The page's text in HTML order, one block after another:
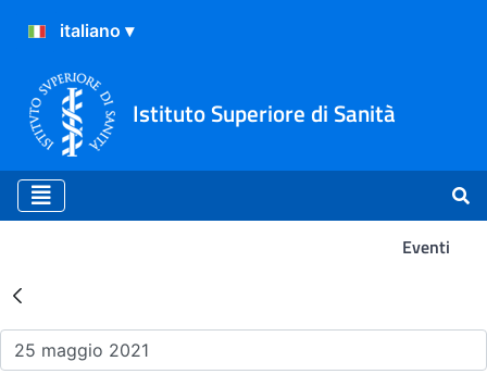
Istituto Superiore di Sanità
Eventi
Risultati della Ricerca -